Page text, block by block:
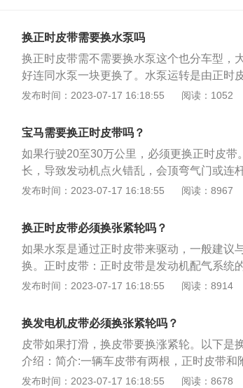
换正时皮带需要换水泵吗
换正时皮带需不需要换水泵这个也分车型，
好连同水泵一块更换了。水泵运转是由正时
除了充当水泵的角色还起到一个正时惰轮的
间断裂或者跳齿，造成顶气门等更大的损失
多发动机，水泵跟正时皮带是各自独立的，
同时驱动，这种呢，可换可不换，不用非得
面，时间长了，如果水泵渗水，而同时会流
种就得更换，如果有一段距离，就不必要了
发布时间：2023-07-17 16:18:55 阅读：1052
宝马需要换正时皮带吗？
如果行驶20至30万公里，必须更换正时皮带
长，导致发动机点火错乱，会顶弯气门或连
皮带是发动机配气系统的重要组成部分，通
身变化量小而且易于补偿。显而易见皮带的
期更换皮带。宝马：宝马的车系有1、2、3
个系列。其中，1系是小型汽车，2系是小型
跑（含敞篷），5系是中大型汽车，6系是中
车，8系是豪华轿跑，i系是宝马电动车以及
入门级跑车。
发布时间：2023-07-17 16:18:55 阅读：8967
换正时皮带必须换张紧轮吗？
如果水泵是通过正时皮带来驱动，一般建议
换。正时皮带：正时皮带是发动机配气系统
并配合一定的传动比来保证进、排气时间的
属齿轮短，因此要定期更换皮带。涨紧轮：
体、扭簧、滚动轴承和弹簧轴套等组成，能
张紧力，使传动系统稳定安全可靠。
发布时间：2023-07-17 16:18:55 阅读：8914
换发电机皮带必须换张紧轮吗？
皮带如果打滑，换皮带要换涨紧轮。以下是
介绍：简介:一辆车皮带有两根，正时皮带
轮要同时更换掉，对于安全不能用两万公里
发布时间：2023-07-17 16:18:55 阅读：8678